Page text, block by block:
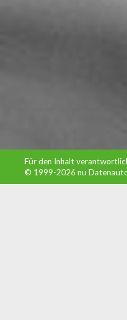
Für den Inhalt
© 1999-2026 nu